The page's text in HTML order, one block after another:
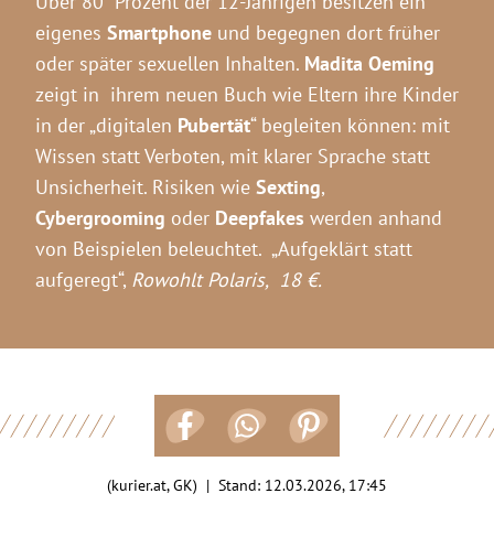
eigenes Smartphone und begegnen dort früher
oder später sexuellen Inhalten. Madita Oeming
zeigt in ihrem neuen Buch wie Eltern ihre Kinder
in der „digitalen Pubertät“ begleiten können: mit
Wissen statt Verboten, mit klarer Sprache statt
Unsicherheit. Risiken wie Sexting,
Cybergrooming oder Deepfakes werden anhand
von Beispielen beleuchtet. „Aufgeklärt statt
aufgeregt“, Rowohlt Polaris, 18 €.
(kurier.at, GK) | Stand: 12.03.2026, 17:45